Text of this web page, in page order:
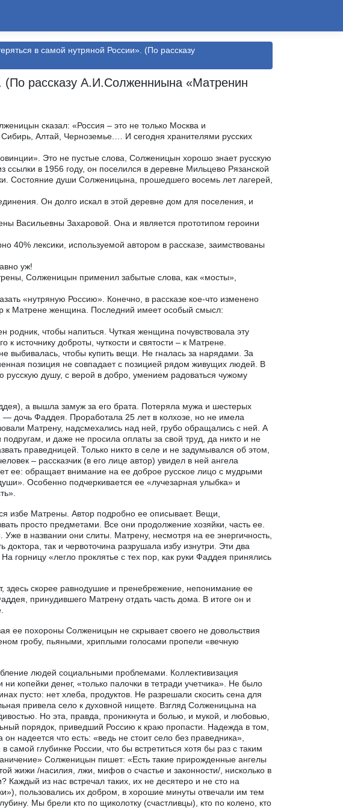
в самой нутряной России». (По рассказу
(По рассказу А.И.Солженниына «Матренин
сказал: «Россия – это не только Москва и
Алтай, Черноземье.… И сегодня хранителями русских
Это не пустые слова, Солженицын хорошо знает русскую
ссылки в 1956 году, он поселился в деревне Мильцево Рязанской
Состояние души Солженицына, прошедшего восемь лет лагерей,
Он долго искал в этой деревне дом для поселения, и
Васильевны Захаровой. Она и является прототипом героини
40% лексики, используемой автором в рассказе, заимствованы
уж!
Солженицын применил забытые слова, как «мосты»,
«нутряную Россию». Конечно, в рассказе кое-что изменено
к Матрене женщина. Последний имеет особый смысл:
родник, чтобы напиться. Чуткая женщина почувствовала эту
источнику доброты, чуткости и святости – к Матрене.
выбивалась, чтобы купить вещи. Не гналась за нарядами. За
позиция не совпадает с позицией рядом живущих людей. В
русскую душу, с верой в добро, умением радоваться чужому
а вышла замуж за его брата. Потеряла мужа и шестерых
дочь Фаддея. Проработала 25 лет в колхозе, но не имела
Матрену, надсмехались над ней, грубо обращались с ней. А
и даже не просила оплаты за свой труд, да никто и не
праведницей. Только никто в селе и не задумывался об этом,
– рассказчик (в его лице автор) увидел в ней ангела
ее: обращает внимание на ее доброе русское лицо с мудрыми
Особенно подчеркивается ее «лучезарная улыбка» и
избе Матрены. Автор подробно ее описывает. Вещи,
просто предметами. Все они продолжение хозяйки, часть ее.
в названии они слиты. Матрену, несмотря на ее энергичность,
доктора, так и червоточина разрушала избу изнутри. Эти два
горницу «легло проклятье с тех пор, как руки Фаддея принялись
здесь скорее равнодушие и пренебрежение, непонимание ее
принудившего Матрену отдать часть дома. В итоге он и
ее похороны Солженицын не скрывает своего не довольствия
гробу, пьяными, хриплыми голосами пропели «вечную
людей социальными проблемами. Коллективизация
копейки денег, «только палочки в тетради учетчика». Не было
пусто: нет хлеба, продуктов. Не разрешали скосить сена для
привела село к духовной нищете. Взгляд Солженицына на
Но эта, правда, проникнута и болью, и мукой, и любовью,
порядок, приведший Россию к краю пропасти. Надежда в том,
надеется что есть: «ведь не стоит село без праведника»,
самой глубинке России, что бы встретиться хотя бы раз с таким
Солженицын пишет: «Есть такие прирожденные ангелы
жижи /насилия, лжи, мифов о счастье и законности/, нисколько в
Каждый из нас встречал таких, их не десятеро и не сто на
пользовались их добром, в хорошие минуты отвечали им тем
Мы брели кто по щиколотку (счастливцы), кто по колено, кто